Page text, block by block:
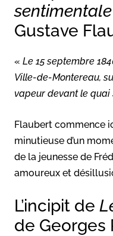
sentimentale
Gustave
« Le 15 septembre
Ville-de-Montereau,
vapeur devant le quai
Flaubert commence
minutieuse d’un
de la jeunesse de
amoureux et
L’incipit de
de Georges